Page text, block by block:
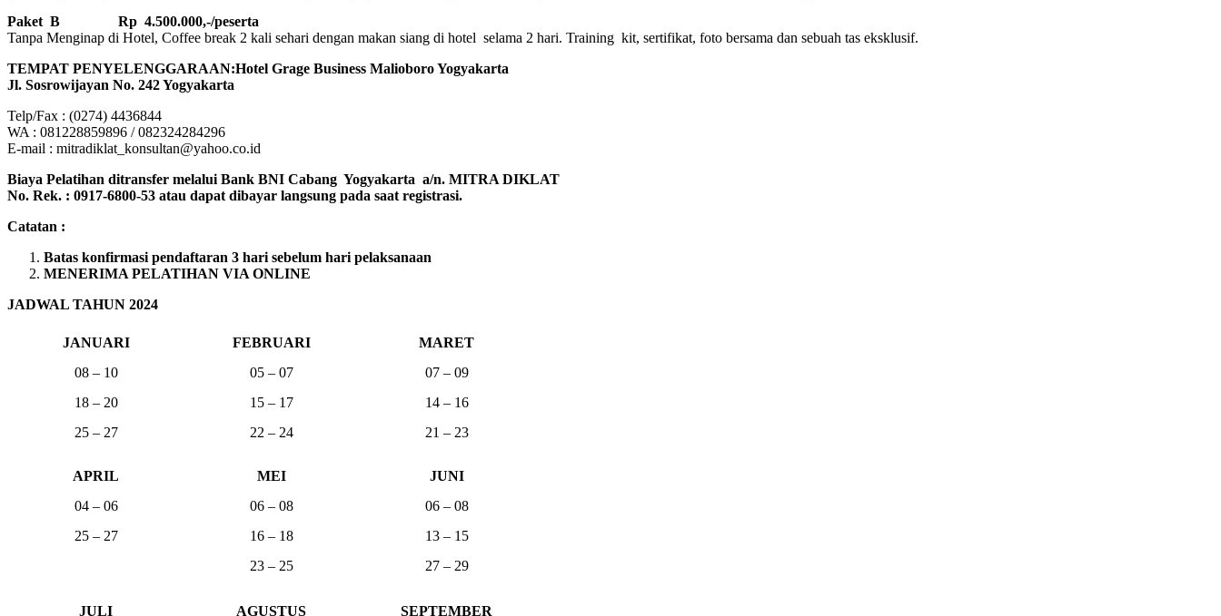
Paket B
Rp 4.500.000,-/peserta
Tanpa Menginap di Hotel, Coffee break 2 kali sehari dengan makan siang di hotel selama 2 hari. Training kit, sertifikat, foto bersama dan sebuah tas eksklusif.
TEMPAT PENYELENGGARAAN:Hotel Grage Business Malioboro Yogyakarta
Jl. Sosrowijayan No. 242 Yogyakarta
Telp/Fax : (0274) 4436844
WA : 081228859896 / 082324284296
E-mail : mitradiklat_konsultan@yahoo.co.id
Biaya Pelatihan ditransfer melalui Bank BNI Cabang Yogyakarta a/n. MITRA DIKLAT
No. Rek. : 0917-6800-53 atau dapat dibayar langsung pada saat registrasi.
Catatan :
Batas konfirmasi pendaftaran 3 hari sebelum hari pelaksanaan
MENERIMA PELATIHAN VIA ONLINE
JADWAL TAHUN 2024
JANUARI FEBRUARI
MARET
08 – 10
05 – 07
07 – 09
18 – 20
15 – 17
14 – 16
25 – 27
22 – 24 21 – 23
APRIL MEI
JUNI
04 – 06
06 – 08
06 – 08
25 – 27
16 – 18
13 – 15
23 – 25
27 – 29
JULI AGUSTUS
SEPTEMBER